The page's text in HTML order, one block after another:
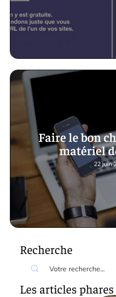
Faire le bon
matériel
22 juin
Recherche
Les articles phares